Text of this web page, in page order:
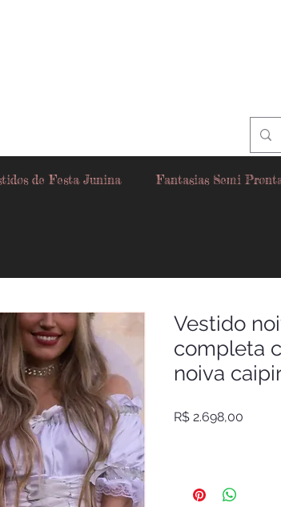
de Festa Junina Fantasias Semi
Vestido
completa
noiva
R$ 2.698,00